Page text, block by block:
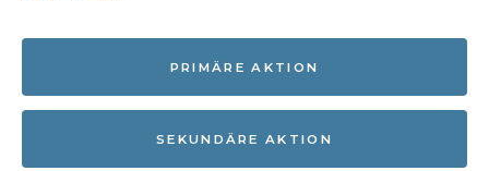
PRIMÄRE AKTION
SEKUNDÄRE AKTION